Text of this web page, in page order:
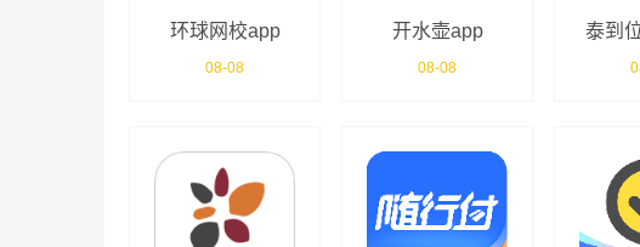
环球网校app
08-08
开水壶app
08-08
泰到